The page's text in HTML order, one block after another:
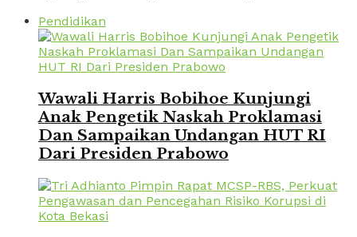
Pendidikan
Wawali Harris Bobihoe Kunjungi
Anak Pengetik Naskah Proklamasi
Dan Sampaikan Undangan HUT RI
Dari Presiden Prabowo